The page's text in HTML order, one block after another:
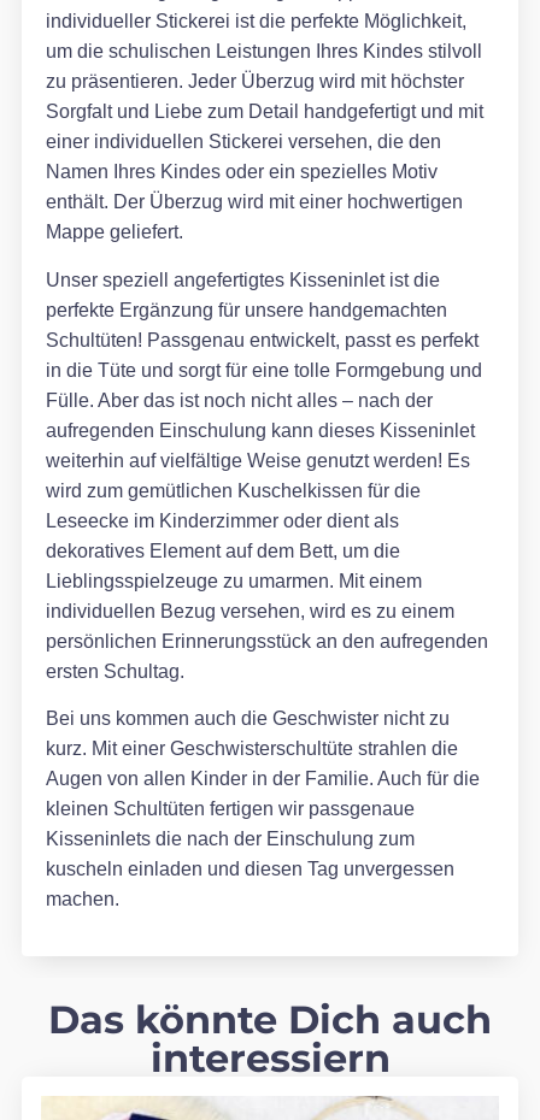
individueller Stickerei ist die perfekte Möglichkeit,
um die schulischen Leistungen Ihres Kindes stilvoll
zu präsentieren. Jeder Überzug wird mit höchster
Sorgfalt und Liebe zum Detail handgefertigt und mit
einer individuellen Stickerei versehen, die den
Namen Ihres Kindes oder ein spezielles Motiv
enthält. Der Überzug wird mit einer hochwertigen
Mappe geliefert.
Unser speziell angefertigtes Kisseninlet ist die
perfekte Ergänzung für unsere handgemachten
Schultüten! Passgenau entwickelt, passt es perfekt
in die Tüte und sorgt für eine tolle Formgebung und
Fülle. Aber das ist noch nicht alles – nach der
aufregenden Einschulung kann dieses Kisseninlet
weiterhin auf vielfältige Weise genutzt werden! Es
wird zum gemütlichen Kuschelkissen für die
Leseecke im Kinderzimmer oder dient als
dekoratives Element auf dem Bett, um die
Lieblingsspielzeuge zu umarmen. Mit einem
individuellen Bezug versehen, wird es zu einem
persönlichen Erinnerungsstück an den aufregenden
ersten Schultag.
Bei uns kommen auch die Geschwister nicht zu
kurz. Mit einer Geschwisterschultüte strahlen die
Augen von allen Kinder in der Familie. Auch für die
kleinen Schultüten fertigen wir passgenaue
Kisseninlets die nach der Einschulung zum
kuscheln einladen und diesen Tag unvergessen
machen.
Das könnte Dich auch
interessiern